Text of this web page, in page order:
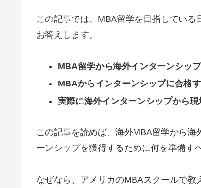
この記事では、MBA留学を目指してい
お答えします。
MBA留学から海外インターンシッ
MBAからインターンシップに合格
実際に海外インターンシップから
この記事を読めば、海外MBA留学から
ーンシップを獲得するために何を準備す
なぜなら、アメリカのMBAスクールで